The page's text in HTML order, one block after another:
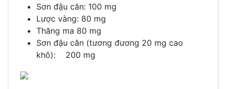
Sơn đậu căn: 100 mg
Lược vàng: 80 mg
Thăng ma 80 mg
Sơn đậu căn (tương đương 20 mg cao
khô): 200 mg